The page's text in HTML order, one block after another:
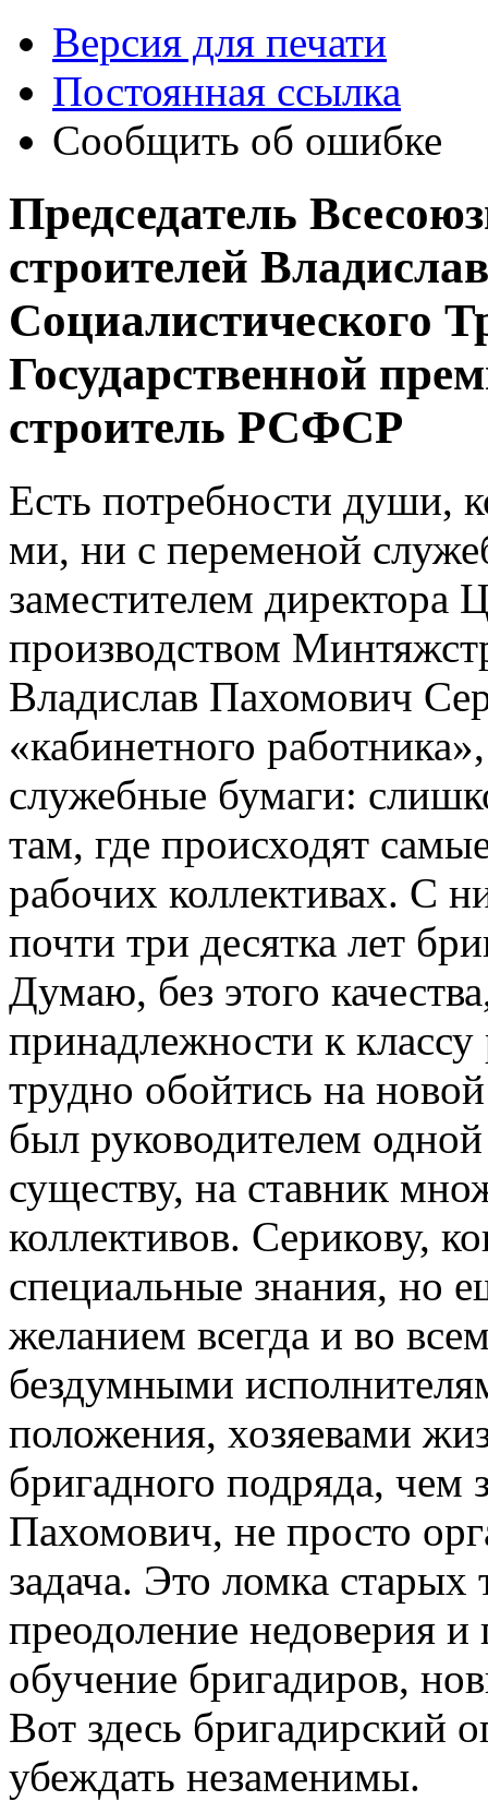
Версия для печати
Постоянная ссылка
Сообщить об ошибке
Председатель
строителей
Социалистического
Государственной
строитель РСФСР
Есть потребности души,
ми, ни с переменой
заместителем
производством
Владислав Пахомович
«кабинетного
служебные бумаги:
там, где происходят
рабочих коллективах. С
почти три десятка лет
Думаю, без этого
принадлежности к
трудно обойтись на
был руководителем
существу, на ставник
коллективов. Серикову,
специальные знания, но
желанием всегда и во
бездумными
положения, хозяевами
бригадного подряда, чем
Пахомович, не просто
задача. Это ломка
преодоление недоверия и
обучение бригадиров,
Вот здесь бригадирский
убеждать незаменимы.